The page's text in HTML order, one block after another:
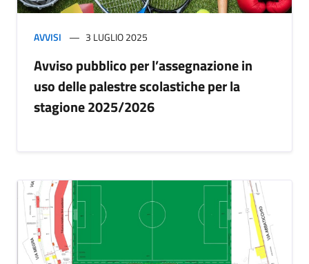
AVVISI 3 LUGLIO 2025
Avviso pubblico per l’assegnazione in
uso delle palestre scolastiche per la
stagione 2025/2026